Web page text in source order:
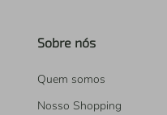
Sobre nós
Quem somos
Nosso Shopping